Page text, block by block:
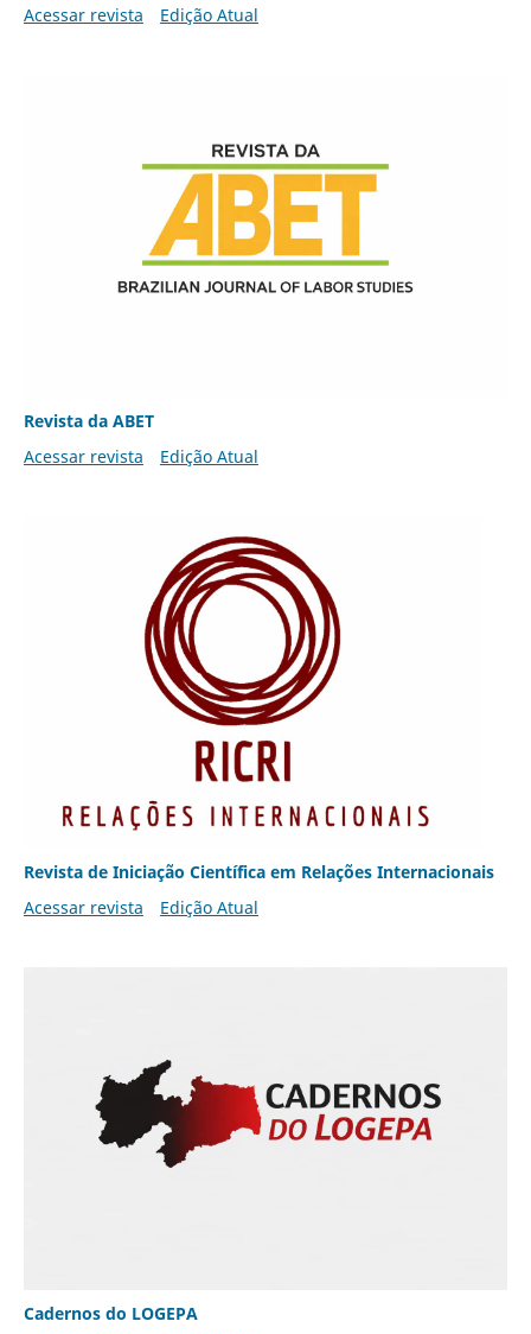
Acessar revista Edição Atual
Revista da ABET
Acessar revista
Edição Atual
Revista de Iniciação Científica em Relações Internacionais
Acessar revista
Edição Atual
Cadernos do LOGEPA